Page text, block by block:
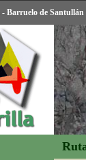
Barruelo de Santullán